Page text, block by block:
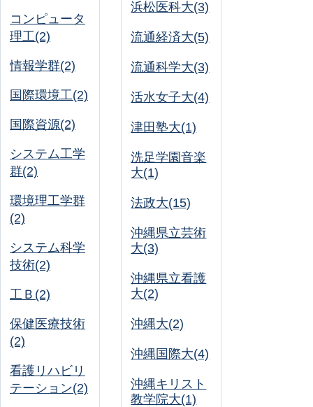
コンピュータ
理工(2)
情報学群(2)
国際環境工(2)
国際資源(2)
システム工学
群(2)
環境理工学群
(2)
システム科学
技術(2)
工Ｂ(2)
保健医療技術
(2)
看護リハビリ
テーション(2)
浜松医科大(3)
流通経済大(5)
流通科学大(3)
活水女子大(4)
津田塾大(1)
洗足学園音楽
大(1)
法政大(15)
沖縄県立芸術
大(3)
沖縄県立看護
大(2)
沖縄大(2)
沖縄国際大(4)
沖縄キリスト
教学院大(1)